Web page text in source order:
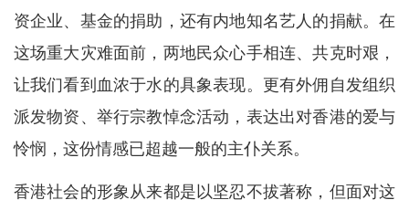
资企业、基金的捐助，还有内地知名艺人的捐献。在
这场重大灾难面前，两地民众心手相连、共克时艰，
让我们看到血浓于水的具象表现。更有外佣自发组织
派发物资、举行宗教悼念活动，表达出对香港的爱与
怜悯，这份情感已超越一般的主仆关系。
香港社会的形象从来都是以坚忍不拔著称，但面对这